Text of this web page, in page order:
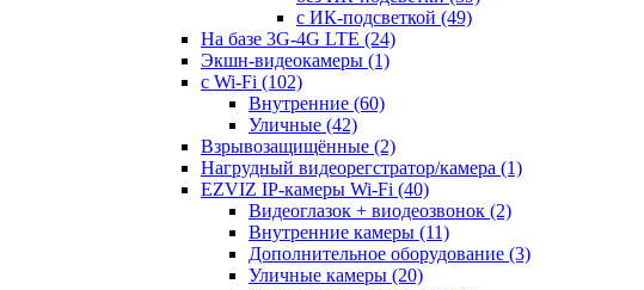
с ИК-подсветкой (49)
На базе 3G-4G LTE (24)
Экшн-видеокамеры (1)
с Wi-Fi (102)
Внутренние (60)
Уличные (42)
Взрывозащищённые (2)
Нагрудный видеорегстратор/камера (1)
EZVIZ IP-камеры Wi-Fi (40)
Видеоглазок + виодеозвонок (2)
Внутренние камеры (11)
Дополнительное оборудование (3)
Уличные камеры (20)